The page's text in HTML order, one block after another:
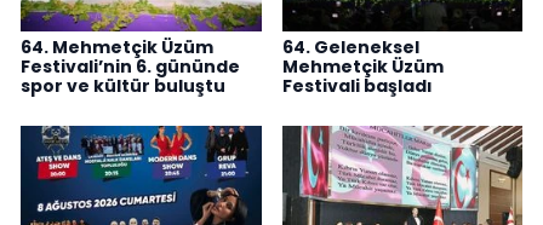
64. Mehmetçik Üzüm
Festivali’nin 6. gününde
spor ve kültür buluştu
64. Geleneksel
Mehmetçik Üzüm
Festivali başladı